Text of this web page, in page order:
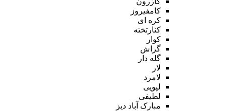
کامفیروز
کره ای
کنارتخته
کوار
گراش
گله دار
لار
لامرد
لپویی
لطیفی
مبارک آباد دیز